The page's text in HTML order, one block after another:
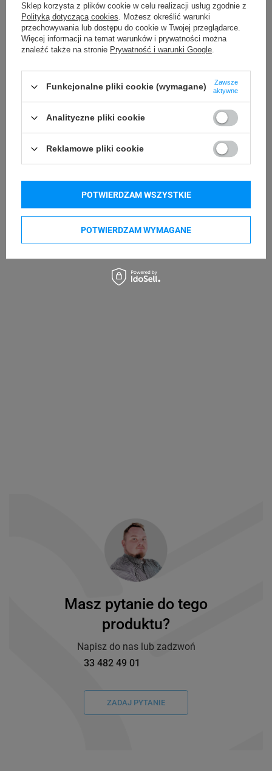
telefon: 730811399
e-mail: gspr@ptmb.pl
Osoby
odpowiedzialne
Specmark
Bielska 210
43-400 Cieszyn (Polska)
telefon: 730811399
Kompatybilne urządzenia
DYMO Rhino 6000+ DYMO LabelWriter LW 450 Duo
DYMO LabelManager LM 160 DYMO LabelManager LM 210D+
DYMO LabelManager LM 280 DYMO LabelManager LM 360D
Kupowane razem
Masz pytanie do tego
produktu?
Napisz do nas lub zadzwoń
33 482 49 01
ZADAJ PYTANIE
Sklep korzysta z plików cookie w celu realizacji usług zgodnie z
Polityką dotyczącą cookies. Możesz określić warunki
przechowywania lub dostępu do cookie w Twojej przeglądarce.
Więcej informacji na temat warunków i prywatności można
znaleźć także na stronie Prywatność i warunki Google.
Funkcjonalne pliki cookie (wymagane)
Zawsze
aktywne
Analityczne pliki cookie
Reklamowe pliki cookie
POTWIERDZAM WYMAGANE
POTWIERDZAM WSZYSTKIE